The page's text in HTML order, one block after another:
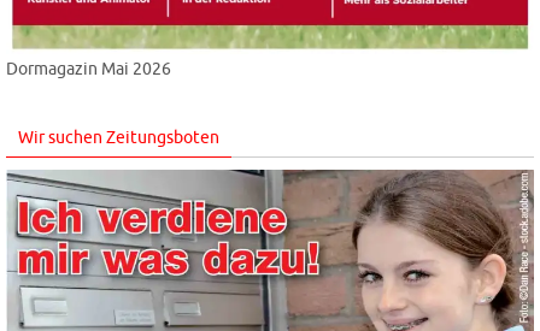
Dormagazin Mai 2026
Wir suchen Zeitungsboten